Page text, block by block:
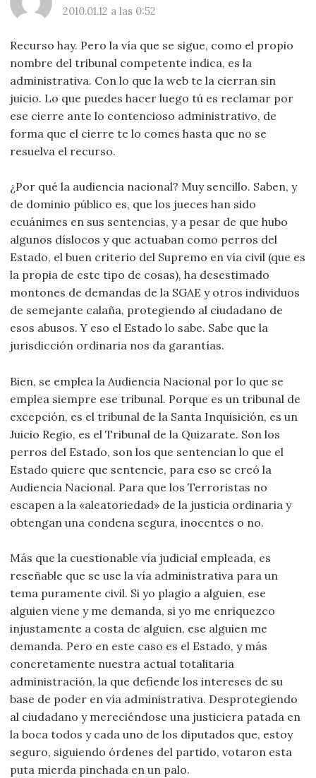
2010.01.12 a las 0:52
Recurso hay. Pero la vía que se sigue, como el propio
nombre del tribunal competente indica, es la
administrativa. Con lo que la web te la cierran sin
juicio. Lo que puedes hacer luego tú es reclamar por
ese cierre ante lo contencioso administrativo, de
forma que el cierre te lo comes hasta que no se
resuelva el recurso.
¿Por qué la audiencia nacional? Muy sencillo. Saben, y
de dominio público es, que los jueces han sido
ecuánimes en sus sentencias, y a pesar de que hubo
algunos díslocos y que actuaban como perros del
Estado, el buen criterio del Supremo en vía civil (que es
la propia de este tipo de cosas), ha desestimado
montones de demandas de la SGAE y otros individuos
de semejante calaña, protegiendo al ciudadano de
esos abusos. Y eso el Estado lo sabe. Sabe que la
jurisdicción ordinaria nos da garantías.
Bien, se emplea la Audiencia Nacional por lo que se
emplea siempre ese tribunal. Porque es un tribunal de
excepción, es el tribunal de la Santa Inquisición, es un
Juicio Regio, es el Tribunal de la Quizarate. Son los
perros del Estado, son los que sentencian lo que el
Estado quiere que sentencie, para eso se creó la
Audiencia Nacional. Para que los Terroristas no
escapen a la «aleatoriedad» de la justicia ordinaria y
obtengan una condena segura, inocentes o no.
Más que la cuestionable vía judicial empleada, es
reseñable que se use la vía administrativa para un
tema puramente civil. Si yo plagio a alguien, ese
alguien viene y me demanda, si yo me enriquezco
injustamente a costa de alguien, ese alguien me
demanda. Pero en este caso es el Estado, y más
concretamente nuestra actual totalitaria
administración, la que defiende los intereses de su
base de poder en vía administrativa. Desprotegiendo
al ciudadano y mereciéndose una justiciera patada en
la boca todos y cada uno de los diputados que, estoy
seguro, siguiendo órdenes del partido, votaron esta
puta mierda pinchada en un palo.